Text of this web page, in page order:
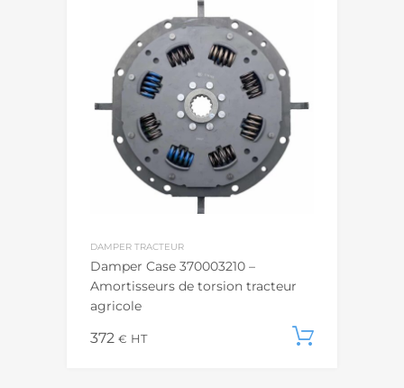
DAMPER TRACTEUR
Damper Case 370003210 –
Amortisseurs de torsion tracteur
agricole
372 € HT